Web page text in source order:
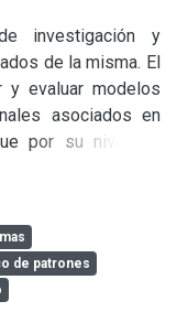
investigación y
de la misma. El
y evaluar modelos
asociados en
por su nivel de
específicas. Los
área particular de
Determinar el tipo
rendimiento y las
forma parte
de patrones